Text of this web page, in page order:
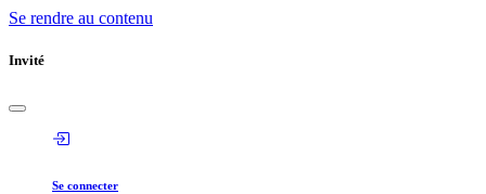
Se rendre au contenu
Invité
Se connecter